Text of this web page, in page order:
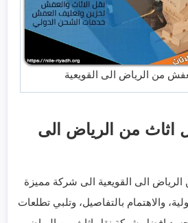
من الرياض الى القويعية
اثاث من الرياض الى
الرياض الى القويعية الى شركة مميزة
والاهتمام بالتفاصيل، وتلبي تطلعات